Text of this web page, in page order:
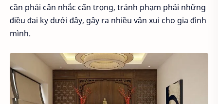
cần phải cân nhắc cẩn trọng, tránh phạm phải những
điều đại kỵ dưới đây, gây ra nhiều vận xui cho gia đình
mình.